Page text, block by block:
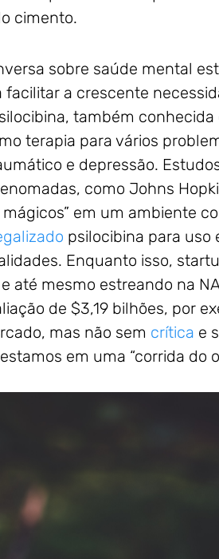
cimento.
sobre saúde mental
a crescente
também conhecida
terapia para vários
e depressão.
como Johns
mágicos” em um ambiente
psilocibina para uso
Enquanto isso,
até mesmo estreando na
de $3,19 bilhões, por
mas não sem crítica e
em uma “corrida do